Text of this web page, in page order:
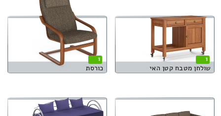
1
שולחן מטבח קטן האי
1
כורסת